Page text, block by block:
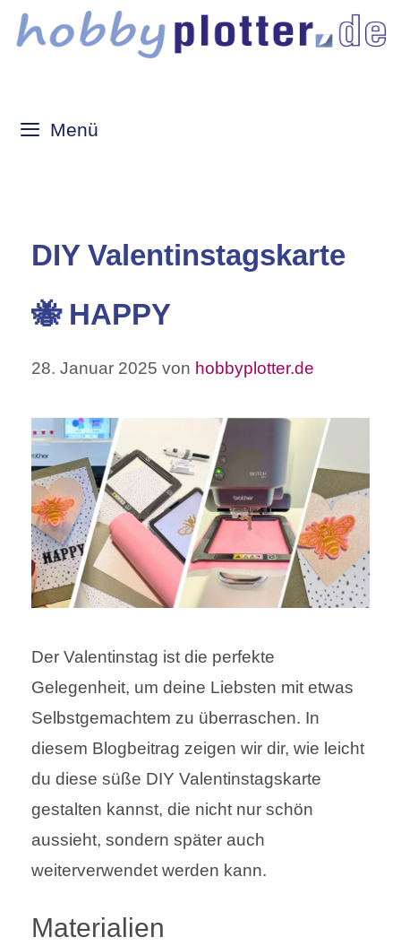
Zum
Inhalt
Menü
DIY Valentinstagskarte
🐝 HAPPY
28. Januar 2025 von hobbyplotter.de
Der Valentinstag ist die perfekte
Gelegenheit, um deine Liebsten mit etwas
Selbstgemachtem zu überraschen. In
diesem Blogbeitrag zeigen wir dir, wie leicht
du diese süße DIY Valentinstagskarte
gestalten kannst, die nicht nur schön
aussieht, sondern später auch
weiterverwendet werden kann.
Materialien